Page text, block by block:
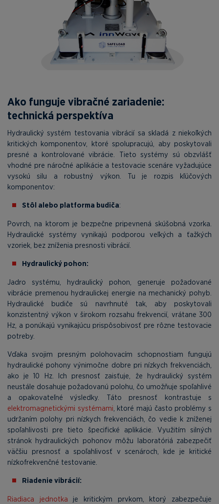
Ako funguje vibračné zariadenie:
technická perspektíva
Hydraulický systém testovania vibrácií sa skladá z niekoľkých
kritických komponentov, ktoré spolupracujú, aby poskytovali
presné a kontrolované vibrácie. Tieto systémy sú obzvlášť
vhodné pre náročné aplikácie a testovacie scenáre vyžadujúce
vysokú silu a robustný výkon. Tu je rozpis kľúčových
komponentov:
Stôl alebo platforma budiča:
Povrch, na ktorom je bezpečne pripevnená skúšobná vzorka.
Hydraulické systémy vynikajú podporou veľkých a ťažkých
vzoriek, bez zníženia presnosti vibrácií.
Hydraulický pohon:
Jadro systému, hydraulický pohon, generuje požadované
vibrácie premenou hydraulickej energie na mechanický pohyb.
Hydraulické budiče sú navrhnuté tak, aby poskytovali
konzistentný výkon v širokom rozsahu frekvencií, vrátane 300
Hz, a ponúkajú vynikajúcu prispôsobivosť pre rôzne testovacie
potreby.
Vďaka svojim presným polohovacím schopnostiam fungujú
hydraulické pohony výnimočne dobre pri nízkych frekvenciách,
ako je 10 Hz. Ich presnosť zaisťuje, že hydraulický systém
neustále dosahuje požadovanú polohu, čo umožňuje spoľahlivé
a opakovateľné výsledky. Táto presnosť kontrastuje s
elektromagnetickými systémami , ktoré majú často problémy s
udržaním polohy pri nízkych frekvenciách, čo vedie k zníženej
spoľahlivosti pre tieto špecifické aplikácie. Využitím silných
stránok hydraulických pohonov môžu laboratóriá zabezpečiť
väčšiu presnosť a spoľahlivosť v scenároch, kde je kritické
nízkofrekvenčné testovanie.
Riadenie vibrácií:
Riadiaca jednotka je kritickým prvkom, ktorý zabezpečuje